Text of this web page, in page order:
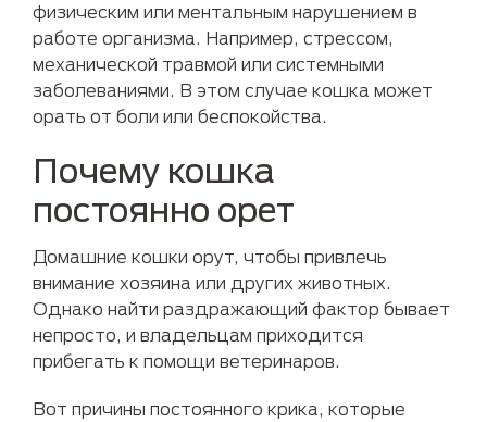
физическим или ментальным нарушением в
работе организма. Например, стрессом,
механической травмой или системными
заболеваниями. В этом случае кошка может
орать от боли или беспокойства.
Почему кошка
постоянно орет
Домашние кошки орут, чтобы привлечь
внимание хозяина или других животных.
Однако найти раздражающий фактор бывает
непросто, и владельцам приходится
прибегать к помощи ветеринаров.
Вот причины постоянного крика, которые